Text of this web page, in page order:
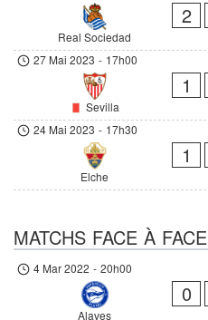
Real Sociedad
2
27 Mai 2023 - 17h00
Sevilla
1
24 Mai 2023 - 17h30
Elche
1
MATCHS FACE À FACE
4 Mar 2022 - 20h00
Alaves
0